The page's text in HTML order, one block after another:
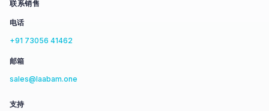
联系销售
电话
+91 73056 41462
邮箱
sales@laabam.one
支持